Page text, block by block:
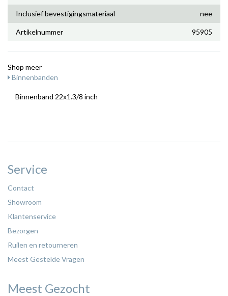
Inclusief bevestigingsmateriaal nee
Artikelnummer 95905
Shop meer
Binnenbanden
Binnenband 22x1.3/8 inch
Service
Contact
Showroom
Klantenservice
Bezorgen
Ruilen en retourneren
Meest Gestelde Vragen
Meest Gezocht